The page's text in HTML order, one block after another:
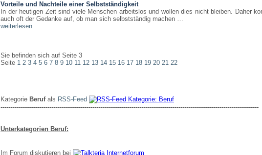
Vorteile und Nachteile einer Selbstständigkeit
In der heutigen Zeit sind viele Menschen arbeitslos und wollen dies nicht bleiben. Daher
auch oft der Gedanke auf, ob man sich selbstständig machen …
weiterlesen
Sie befinden sich auf Seite 3
Seite 1 2 3 4 5 6 7 8 9 10 11 12 13 14 15 16 17 18 19 20 21 22
Kategorie Berufals RSS-Feed
------------------------------------------------------------------------------------------------------------------------------------
Unterkategorien Beruf:
Im Forum diskutieren bei